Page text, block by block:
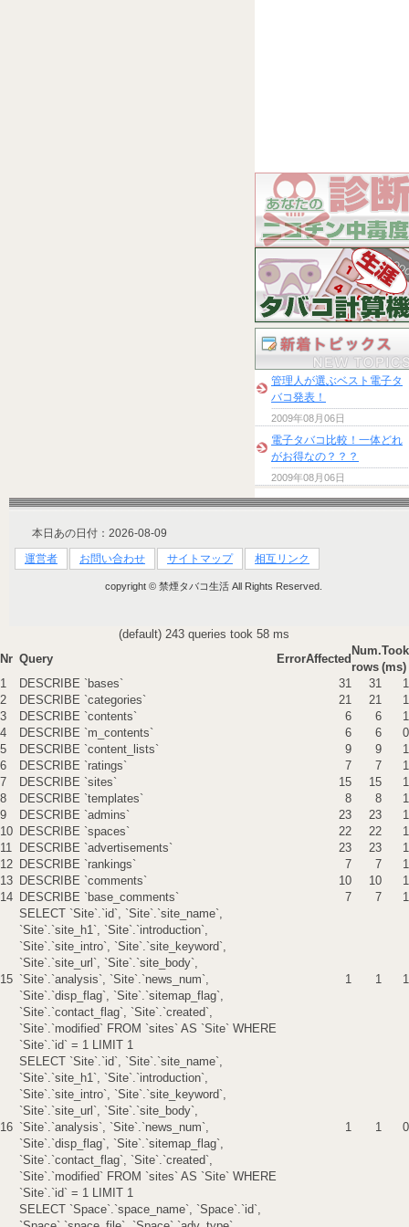
管理人が選ぶベスト電子タ
バコ発表！
2009年08月06日
電子タバコ比較！一体どれ
がお得なの？？？
2009年08月06日
本日あの日付：2026-08-09
運営者
お問い合わせ サイトマップ 相互リンク
copyright © 禁煙タバコ生活 All Rights Reserved.
(default) 243 queries took 58 ms
Nr Query ErrorAffected
Num.
rows
Took
(ms)
1
DESCRIBE `bases` 31 31
1
2
DESCRIBE `categories` 21 21
1
3
DESCRIBE `contents` 6 6
1
4
DESCRIBE `m_contents` 6 6
0
5
DESCRIBE `content_lists` 9 9
1
6
DESCRIBE `ratings` 7 7
1
7
DESCRIBE `sites` 15 15
1
8
DESCRIBE `templates` 8 8
1
9
DESCRIBE `admins` 23 23
1
10 DESCRIBE `spaces` 22 22
1
11
DESCRIBE `advertisements` 23 23
1
12 DESCRIBE `rankings` 7 7
1
13 DESCRIBE `comments` 10 10
1
14 DESCRIBE `base_comments` 7 7 1
15
SELECT `Site`.`id`, `Site`.`site_name`,
`Site`.`site_h1`, `Site`.`introduction`,
`Site`.`site_intro`, `Site`.`site_keyword`,
`Site`.`site_url`, `Site`.`site_body`,
`Site`.`analysis`, `Site`.`news_num`,
`Site`.`disp_flag`, `Site`.`sitemap_flag`,
`Site`.`contact_flag`, `Site`.`created`,
`Site`.`modified` FROM `sites` AS `Site` WHERE
`Site`.`id` = 1 LIMIT 1
1 1 1
16
SELECT `Site`.`id`, `Site`.`site_name`,
`Site`.`site_h1`, `Site`.`introduction`,
`Site`.`site_intro`, `Site`.`site_keyword`,
`Site`.`site_url`, `Site`.`site_body`,
`Site`.`analysis`, `Site`.`news_num`,
`Site`.`disp_flag`, `Site`.`sitemap_flag`,
`Site`.`contact_flag`, `Site`.`created`,
`Site`.`modified` FROM `sites` AS `Site` WHERE
`Site`.`id` = 1 LIMIT 1
1 1 0
SELECT `Space`.`space_name`, `Space`.`id`,